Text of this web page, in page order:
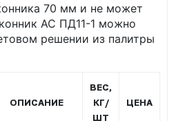
70 мм и не может
АС ПД11-1 можно
решении из палитры
ОПИСАНИЕ
ВЕС,
КГ/
ШТ
ЦЕНА